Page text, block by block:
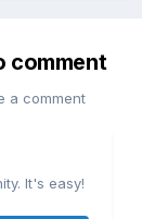
comment
a comment
It's easy!